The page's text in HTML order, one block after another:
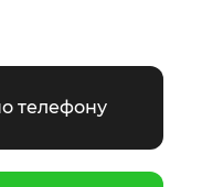
телефону